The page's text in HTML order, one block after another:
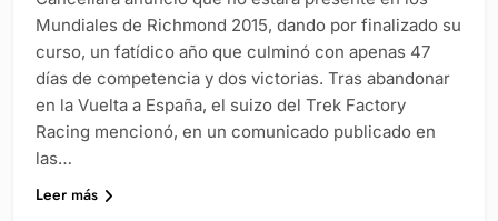
Mundiales de Richmond 2015, dando por finalizado su
curso, un fatídico año que culminó con apenas 47
días de competencia y dos victorias. Tras abandonar
en la Vuelta a España, el suizo del Trek Factory
Racing mencionó, en un comunicado publicado en
las…
Leer más